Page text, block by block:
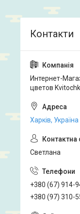
Интернет-
цветов
Харків, Україна
Светлана
+380 (67) 914-
+380 (97) 310-